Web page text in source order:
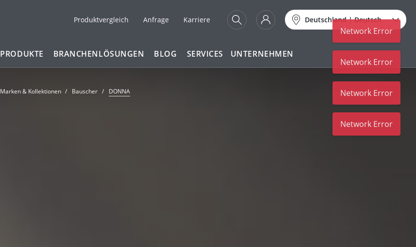
Produktvergleich Anfrage Karriere Deutschland|Deutsch
PRODUKTE BRANCHENLÖSUNGEN BLOG SERVICES UNTERNEHMEN
Marken & Kollektionen Bauscher DONNA
Network Error
Network Error
Network Error
Network Error